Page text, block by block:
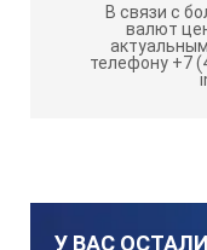
Современный
приемник-
Яркий
В связи с
валют
телефону +7
У ВАС